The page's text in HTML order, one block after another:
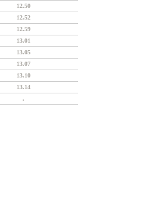
12.50
12.52
12.59
13.01
13.05
13.07
13.10
13.14
.